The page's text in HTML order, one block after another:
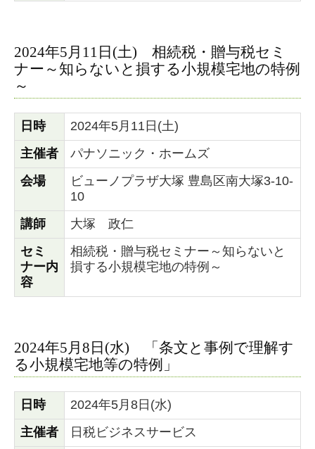
2024年5月11日(土) 相続税・贈与税セミ
ナー～知らないと損する小規模宅地の特例
～
日時
2024年5月11日(土)
主催者
パナソニック・ホームズ
会場
ビューノプラザ大塚 豊島区南大塚3-10-
10
講師
大塚 政仁
セミ
ナー内
容
相続税・贈与税セミナー～知らないと
損する小規模宅地の特例～
2024年5月8日(水) 「条文と事例で理解す
る小規模宅地等の特例」
日時
2024年5月8日(水)
主催者
日税ビジネスサービス